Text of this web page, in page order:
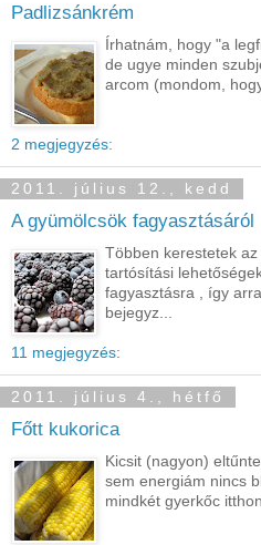
Padlizsánkrém
Írhatnám, hogy "a
de ugye minden
arcom (mondom,
2 megjegyzés:
2011. július 12., kedd
A gyümölcsök fagyasztásáról
Többen kerestetek
tartósítási
fagyasztásra , így
bejegyz...
11 megjegyzés:
2011. július 4., hétfő
Főtt kukorica
Kicsit (nagyon)
sem energiám nincs
mindkét gyerkőc